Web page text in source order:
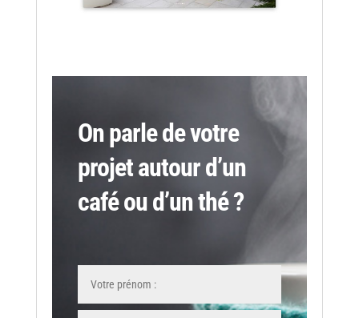
On parle de votre
projet autour d’un
café ou d’un thé ?